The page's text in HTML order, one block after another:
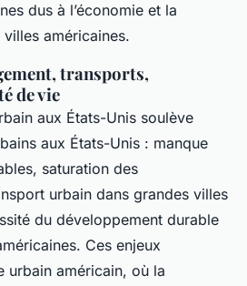
dus à l’économie et la
américaines.
transports,
de vie
aux États-Unis soulève
aux États-Unis : manque
saturation des
urbain dans grandes villes
du développement durable
Ces enjeux
urbain américain, où la